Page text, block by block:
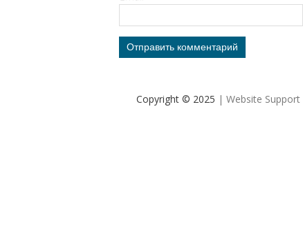
Copyright © 2025 | Website Support